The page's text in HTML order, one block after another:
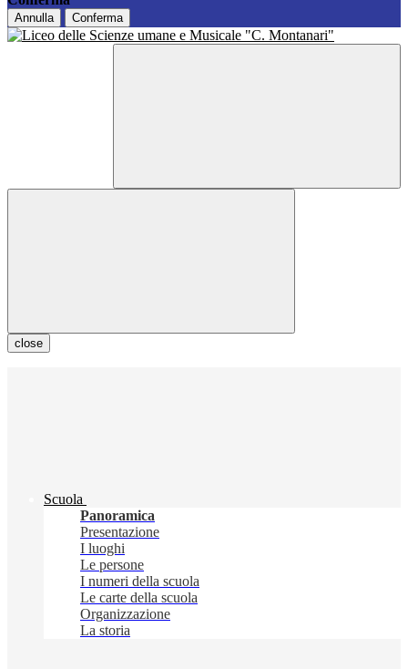
Annulla Conferma
close
Scuola
Panoramica
Presentazione
I luoghi
Le persone
I numeri della scuola
Le carte della scuola
Organizzazione
La storia